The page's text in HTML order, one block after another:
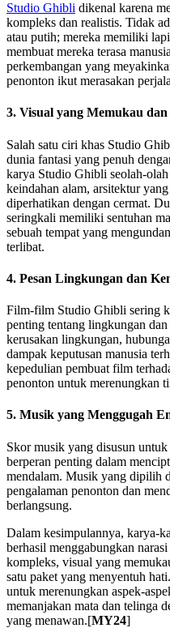
Studio Ghibli dikenal karena
kompleks dan realistis. Tidak
atau putih; mereka memiliki
membuat mereka terasa
perkembangan yang
penonton ikut merasakan
3. Visual yang Memukau
Salah satu ciri khas Studio
dunia fantasi yang penuh
karya Studio Ghibli seolah-
keindahan alam, arsitektur
diperhatikan dengan cermat.
seringkali memiliki sentuhan
sebuah tempat yang
terlibat.
4. Pesan Lingkungan dan
Film-film Studio Ghibli sering
penting tentang lingkungan
kerusakan lingkungan,
dampak keputusan manusia
kepedulian pembuat film
penonton untuk merenungkan
5. Musik yang Menggugah
Skor musik yang disusun
berperan penting dalam
mendalam. Musik yang dipilih
pengalaman penonton dan
berlangsung.
Dalam kesimpulannya, karya-
berhasil menggabungkan
kompleks, visual yang
satu paket yang menyentuh
untuk merenungkan aspek-
memanjakan mata dan telinga
yang menawan.[MY24]